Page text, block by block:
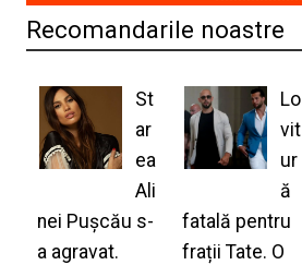
Recomandarile noastre
St
ar
ea
Ali
nei Pușcău s-
a agravat.
Lo
vit
ur
ă
fatală pentru
frații Tate. O